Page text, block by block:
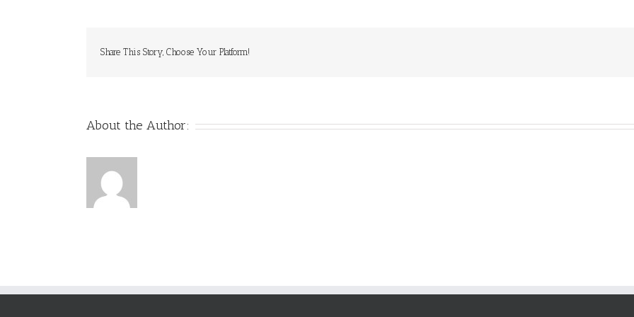
Share This Story, Choose Your Platform!
About the Author: